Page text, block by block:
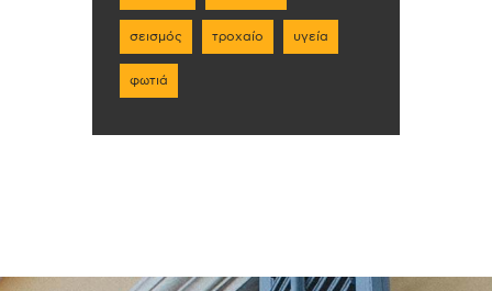
σεισμός τροχαίο υγεία
φωτιά